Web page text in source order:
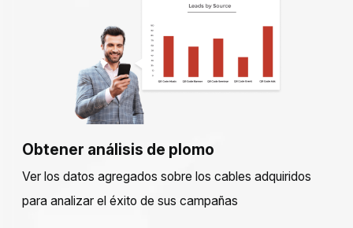
Obtener análisis de plomo
Ver los datos agregados sobre los cables adquiridos
para analizar el éxito de sus campañas